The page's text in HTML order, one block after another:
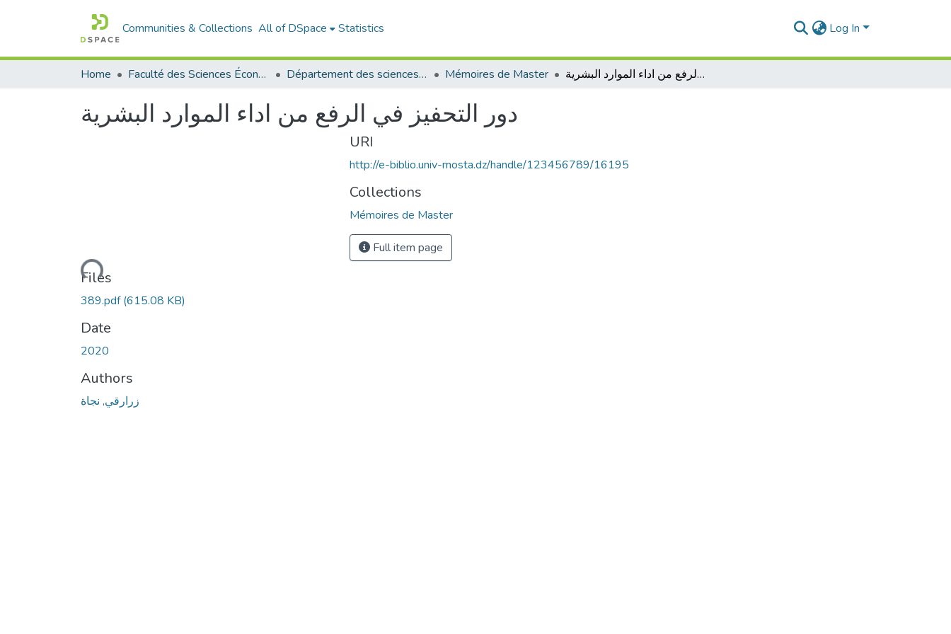
Communities & Collections All of DSpace Statistics Log In
Home Faculté des Sciences Économiques Commerciales et des Sciences de Gestion Département des sciences de gestion Mémoires de Master دور التحفيز في الرفع من اداء الموارد البشرية
دور التحفيز في الرفع من اداء الموارد البشرية
Loading...
Files
389.pdf(615.08 KB)
Date
2020
Authors
زرارقي, نجاة
URI
http://e-biblio.univ-mosta.dz/handle/123456789/16195
Collections
Mémoires de Master
Full item page